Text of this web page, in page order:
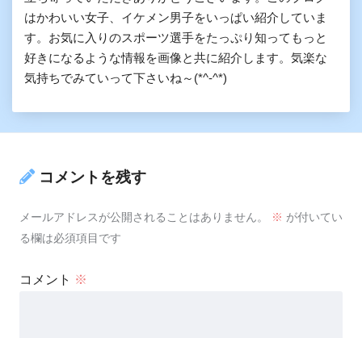
はかわいい女子、イケメン男子をいっぱい紹介していま
す。お気に入りのスポーツ選手をたっぷり知ってもっと
好きになるような情報を画像と共に紹介します。気楽な
気持ちでみていって下さいね～(*^-^*)
コメントを残す
メールアドレスが公開されることはありません。 ※ が付いてい
る欄は必須項目です
コメント ※